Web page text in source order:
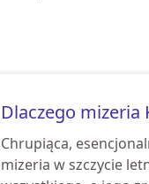
Dlaczego mizeria
Chrupiąca,
mizeria w szczycie